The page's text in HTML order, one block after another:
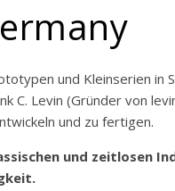
und Kleinserien in
C. Levin (Gründer von
und zu fertigen.
und zeitlosen